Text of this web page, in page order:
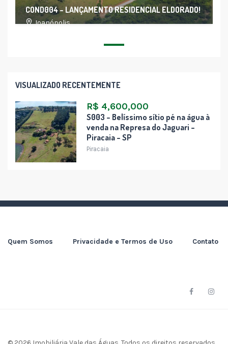
COND004 – LANÇAMENTO RESIDENCIAL ELDORADO!
Joanópolis
VISUALIZADO RECENTEMENTE
R$ 4,600,000
S003 – Belíssimo sítio pé na água à
venda na Represa do Jaguari –
Piracaia – SP
Piracaia
Quem Somos Privacidade e Termos de Uso Contato